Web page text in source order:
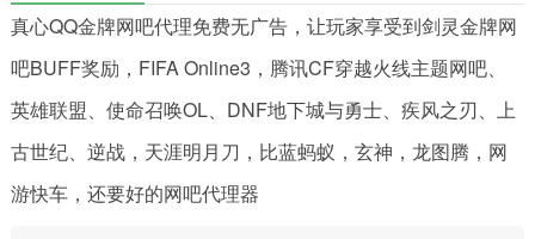
真心QQ金牌网吧代理免费无广告，让玩家享受到剑灵金牌网
吧BUFF奖励，FIFA Online3，腾讯CF穿越火线主题网吧、
英雄联盟、使命召唤OL、DNF地下城与勇士、疾风之刃、上
古世纪、逆战，天涯明月刀，比蓝蚂蚁，玄神，龙图腾，网
游快车，还要好的网吧代理器